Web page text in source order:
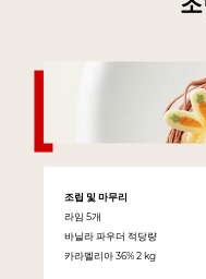
조립 및 마무리
라임 5개
바닐라 파우더 적당량
카라멜리아 36% 2 kg